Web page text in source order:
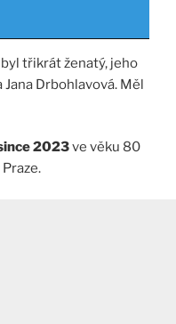
třikrát ženatý, jeho
Drbohlavová. Měl
2023ve věku 80